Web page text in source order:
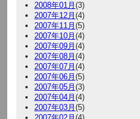
2008年01月 (3)
2007年12月 (4)
2007年11月 (5)
2007年10月 (4)
2007年09月 (4)
2007年08月 (4)
2007年07月 (4)
2007年06月 (5)
2007年05月 (3)
2007年04月 (4)
2007年03月 (5)